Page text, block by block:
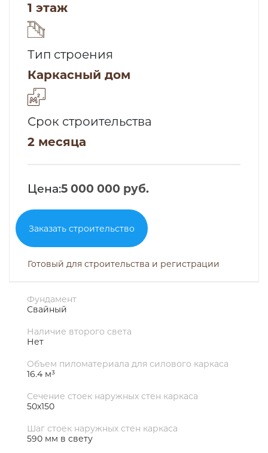
1 этаж
Тип строения
Каркасный дом
Срок строительства
2 месяца
Цена:5 000 000 руб.
Заказать строительство
Готовый для строительства и регистрации
Фундамент
Свайный
Наличие второго света
Нет
Объем пиломатериала для силового каркаса
16.4 м³
Сечение стоек наружных стен каркаса
50х150
Шаг стоек наружных стен каркаса
590 мм в свету